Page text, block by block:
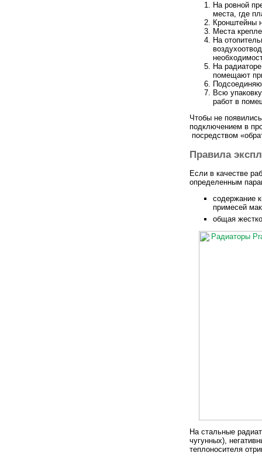
На ровной
места, где
Кронштейны
Места
На
На
помещают
Всю
работ в
Чтобы не
подключением в
посредством
Правила
Если в качестве
определенным
содержание
примесей
общая
На стальные
чугунных),
теплоносителя